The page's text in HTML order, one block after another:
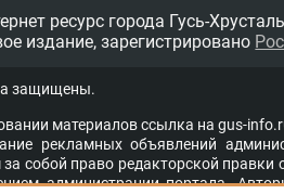
ресурс города Гусь-
издание, зарегистрировано
защищены.
материалов ссыл­ка на gus-
рекламных объявлений
со­бой пра­во ре­дак­тор­ской
адми­ни­стра­ции пор­та­ла.